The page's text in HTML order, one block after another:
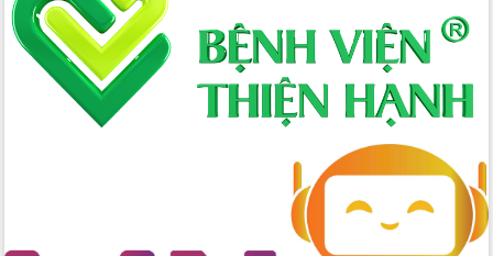
Lấy ý kiến điều chỉnh Quy hoạch tỉnh
Đắk Lắk thời kỳ 2021-2030, tầm nhìn
đến năm 2050
Phát động chiến dịch 30 ngày đêm
giải phóng mặt bằng Tuyến đường bộ
chuyển đổi số giai đoạn 2026 – 2030